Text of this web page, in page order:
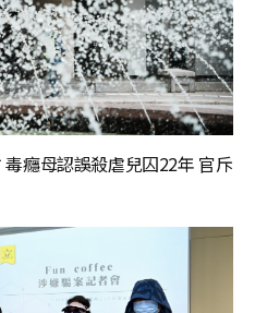
癮母認誤殺虐兒囚22年 官斥